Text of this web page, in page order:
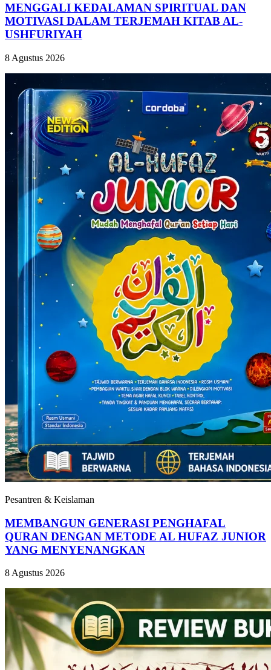
MENGGALI KEDALAMAN SPIRITUAL DAN
MOTIVASI DALAM TERJEMAH KITAB AL-
USHFURIYAH
8 Agustus 2026
Pesantren & Keislaman
MEMBANGUN GENERASI PENGHAFAL
QURAN DENGAN METODE AL HUFAZ JUNIOR
YANG MENYENANGKAN
8 Agustus 2026